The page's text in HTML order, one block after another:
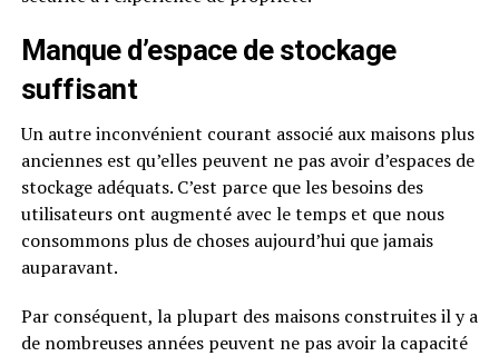
Manque d’espace de stockage
suffisant
Un autre inconvénient courant associé aux maisons plus
anciennes est qu’elles peuvent ne pas avoir d’espaces de
stockage adéquats. C’est parce que les besoins des
utilisateurs ont augmenté avec le temps et que nous
consommons plus de choses aujourd’hui que jamais
auparavant.
Par conséquent, la plupart des maisons construites il y a
de nombreuses années peuvent ne pas avoir la capacité